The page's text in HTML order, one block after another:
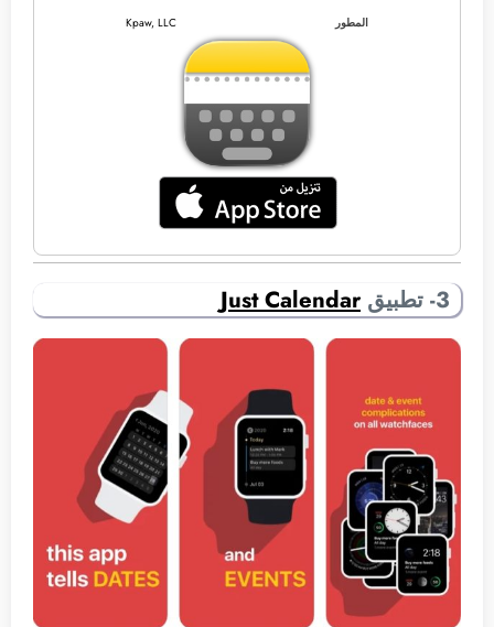
المطور Kpaw, LLC
3- تطبيق Just Calendar